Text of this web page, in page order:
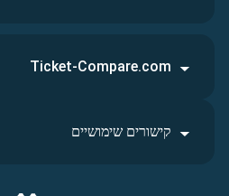
Ticket-Compare.com
קישורים שימושיים